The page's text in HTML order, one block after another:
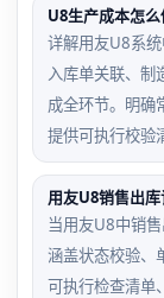
U8生产成本怎
详解用友U8系
入库单关联、制
成全环节。明确
提供可执行校验
用友U8销售出
当用友U8中销
涵盖状态校验、
可执行检查清单